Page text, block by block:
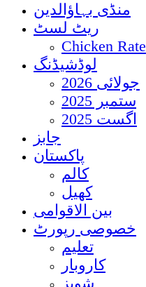
منڈی بہاؤالدین
ریٹ لسٹ
Chicken Rate
لوڈشیڈنگ
جولائی 2026
ستمبر 2025
اگست 2025
جابز
پاکستان
کالم
کھیل
بین الاقوامی
خصوصی رپورٹ
تعلیم
کاروبار
شوبز